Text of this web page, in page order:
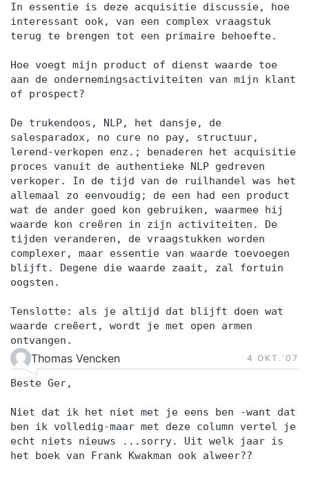
In essentie is deze acquisitie discussie, hoe
interessant ook, van een complex vraagstuk
terug te brengen tot een primaire behoefte.
Hoe voegt mijn product of dienst waarde toe
aan de ondernemingsactiviteiten van mijn klant
of prospect?
De trukendoos, NLP, het dansje, de
salesparadox, no cure no pay, structuur,
lerend-verkopen enz.; benaderen het acquisitie
proces vanuit de authentieke NLP gedreven
verkoper. In de tijd van de ruilhandel was het
allemaal zo eenvoudig; de een had een product
wat de ander goed kon gebruiken, waarmee hij
waarde kon creëren in zijn activiteiten. De
tijden veranderen, de vraagstukken worden
complexer, maar essentie van waarde toevoegen
blijft. Degene die waarde zaait, zal fortuin
oogsten.
Tenslotte: als je altijd dat blijft doen wat
waarde creëert, wordt je met open armen
ontvangen.
Thomas Vencken 4 OKT.‘07
Beste Ger,
Niet dat ik het niet met je eens ben -want dat
ben ik volledig-maar met deze column vertel je
echt niets nieuws ...sorry. Uit welk jaar is
het boek van Frank Kwakman ook alweer??